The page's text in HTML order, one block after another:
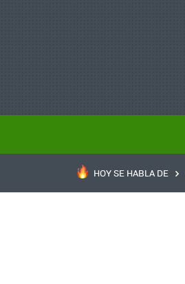
HOY SE HABLA DE